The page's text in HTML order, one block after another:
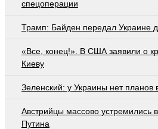
спецоперации
Трамп: Байден передал Украине
«Все, конец!». В США заявили о
Киеву
Зеленский: у Украины нет планов
Австрийцы массово устремились
Путина